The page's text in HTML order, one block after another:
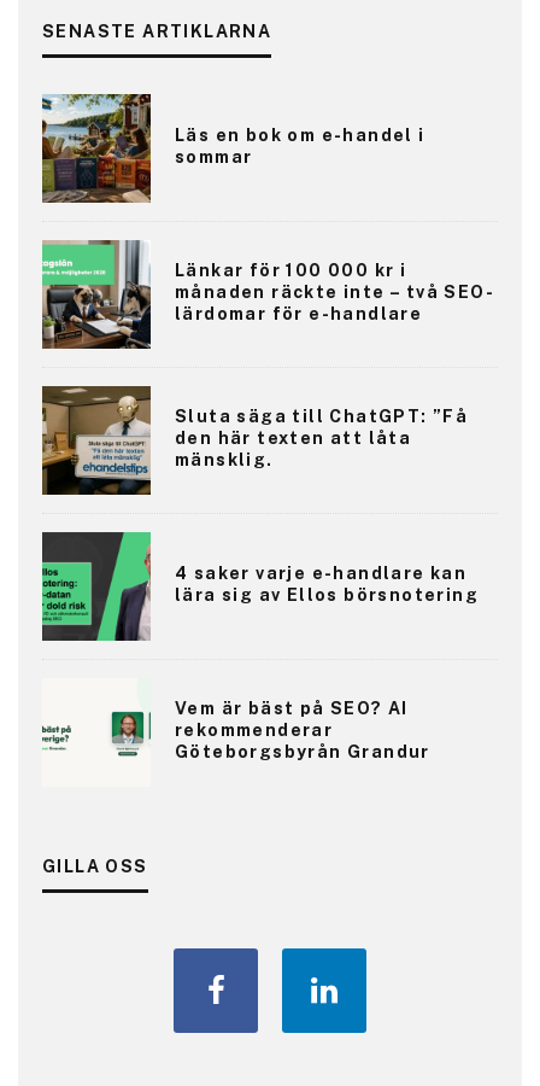
SENASTE ARTIKLARNA
Läs en bok om e-handel i
sommar
Länkar för 100 000 kr i
månaden räckte inte – två SEO-
lärdomar för e-handlare
Sluta säga till ChatGPT: ”Få
den här texten att låta
mänsklig.
4 saker varje e-handlare kan
lära sig av Ellos börsnotering
Vem är bäst på SEO? AI
rekommenderar
Göteborgsbyrån Grandur
GILLA OSS